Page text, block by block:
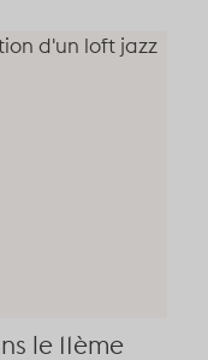
le 11ème